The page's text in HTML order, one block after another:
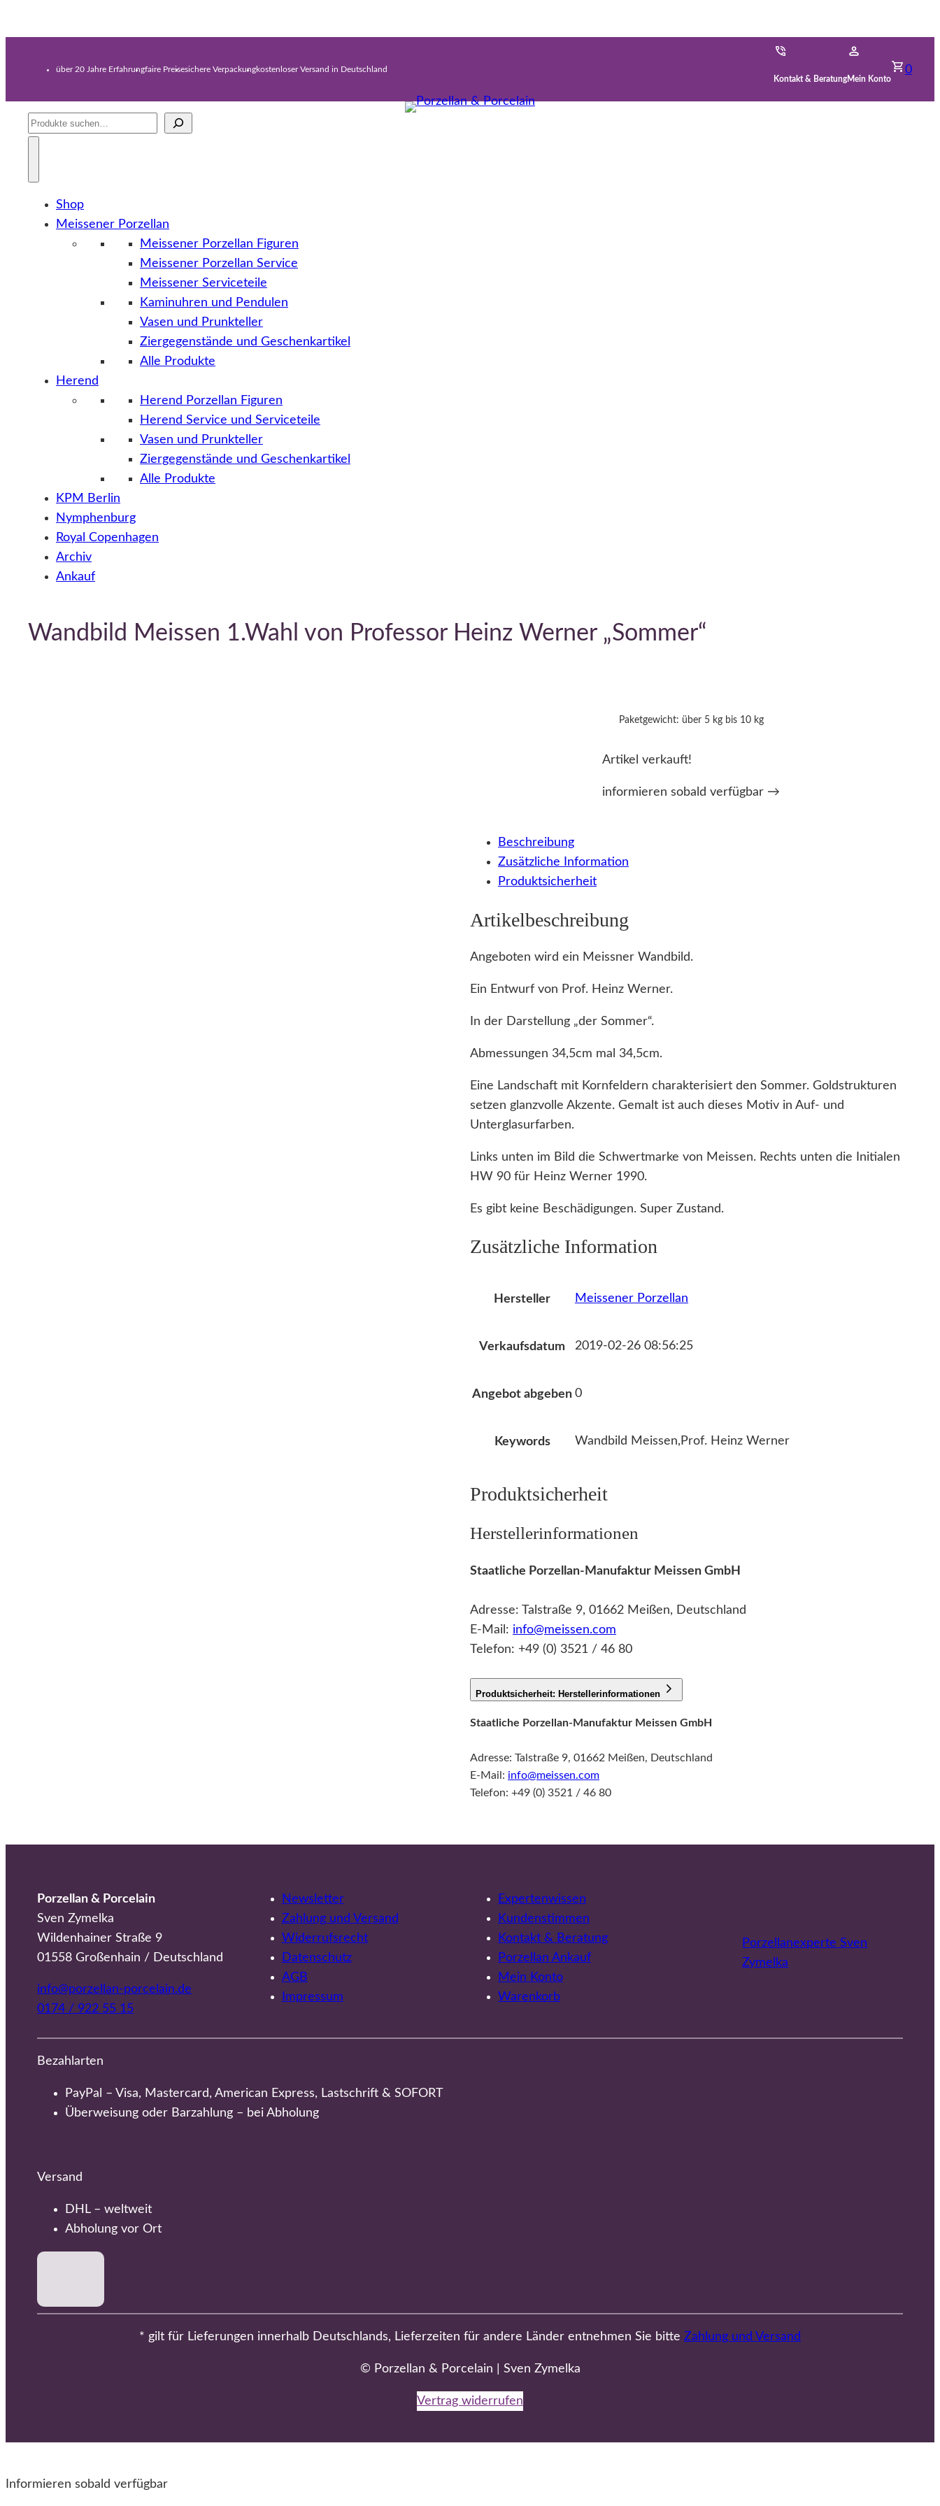
über 20 Jahre Erfahrungfaire Preisesichere Verpackungkostenloser Versand in Deutschland
Kontakt & BeratungMein Konto
0
Suche
Shop
Meissener Porzellan
Meissener Porzellan Figuren
Meissener Porzellan Service
Meissener Serviceteile
Kaminuhren und Pendulen
Vasen und Prunkteller
Ziergegenstände und Geschenkartikel
Alle Produkte
Herend
Herend Porzellan Figuren
Herend Service und Serviceteile
Vasen und Prunkteller
Ziergegenstände und Geschenkartikel
Alle Produkte
KPM Berlin
Nymphenburg
Royal Copenhagen
Archiv
Ankauf
Wandbild Meissen 1.Wahl von Professor Heinz Werner „Sommer“
Paketgewicht: über 5 kg bis 10 kg
Artikel verkauft!
informieren sobald verfügbar →
Beschreibung
Zusätzliche Information
Produktsicherheit
Artikelbeschreibung
Angeboten wird ein Meissner Wandbild.
Ein Entwurf von Prof. Heinz Werner.
In der Darstellung „der Sommer“.
Abmessungen 34,5cm mal 34,5cm.
Eine Landschaft mit Kornfeldern charakterisiert den Sommer. Goldstrukturen
setzen glanzvolle Akzente. Gemalt ist auch dieses Motiv in Auf- und
Unterglasurfarben.
Links unten im Bild die Schwertmarke von Meissen. Rechts unten die Initialen
HW 90 für Heinz Werner 1990.
Es gibt keine Beschädigungen. Super Zustand.
Zusätzliche Information
Hersteller Meissener Porzellan
Verkaufsdatum 2019-02-26 08:56:25
Angebot abgeben 0
Keywords Wandbild Meissen,Prof. Heinz Werner
Produktsicherheit
Herstellerinformationen
Staatliche Porzellan-Manufaktur Meissen GmbH
Adresse: Talstraße 9, 01662 Meißen, Deutschland
E-Mail: info@meissen.com
Telefon: +49 (0) 3521 / 46 80
Produktsicherheit: Herstellerinformationen
Staatliche Porzellan-Manufaktur Meissen GmbH
Adresse: Talstraße 9, 01662 Meißen, Deutschland
E-Mail: info@meissen.com
Telefon: +49 (0) 3521 / 46 80
Porzellan & Porcelain
Sven Zymelka
Wildenhainer Straße 9
01558 Großenhain / Deutschland
info@porzellan-porcelain.de
0174 / 922 55 15
Newsletter
Zahlung und Versand
Widerrufsrecht
Datenschutz
AGB
Impressum
Expertenwissen
Kundenstimmen
Kontakt & Beratung
Porzellan Ankauf
Mein Konto
Warenkorb
Porzellanexperte Sven
Zymelka
Bezahlarten
PayPal – Visa, Mastercard, American Express, Lastschrift & SOFORT
Überweisung oder Barzahlung – bei Abholung
Versand
DHL – weltweit
Abholung vor Ort
* gilt für Lieferungen innerhalb Deutschlands, Lieferzeiten für andere Länder entnehmen Sie bitte Zahlung und Versand
© Porzellan & Porcelain | Sven Zymelka
Vertrag widerrufen
Informieren sobald verfügbar